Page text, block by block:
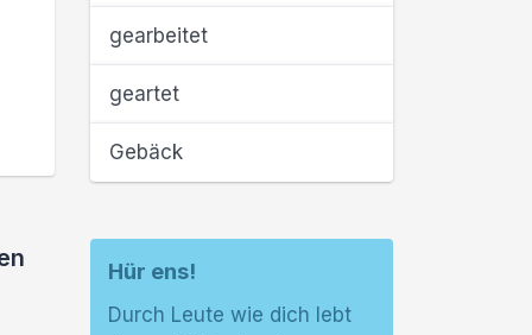
gearbeitet
geartet
Gebäck
Hür ens!
Durch Leute wie dich lebt